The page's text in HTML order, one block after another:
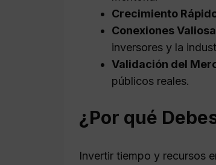
Crecimiento
Conexiones
inversores y la
Validación del
públicos reales.
¿Por qué
Invertir tiempo y recursos